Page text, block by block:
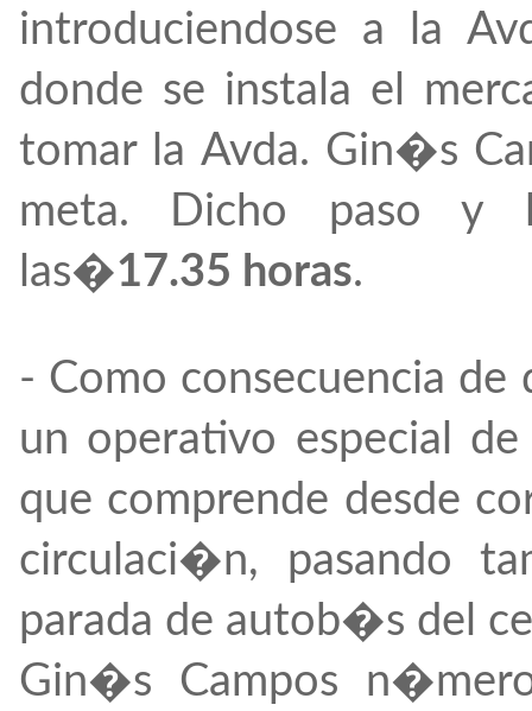
introduciendose a la
donde se instala el
tomar la Avda. Gin�s
meta. Dicho paso y
las�17.35 horas.
- Como consecuencia de
un operativo especial
que comprende desde
circulaci�n, pasando
parada de autob�s del
Gin�s Campos